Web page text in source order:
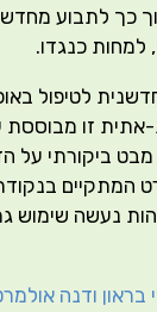
כך לתבוע
למחות כנגדו.
לטיפול
אתית זו
מבט ביקורתי
המתקיים
נעשה שימוש
ודנה